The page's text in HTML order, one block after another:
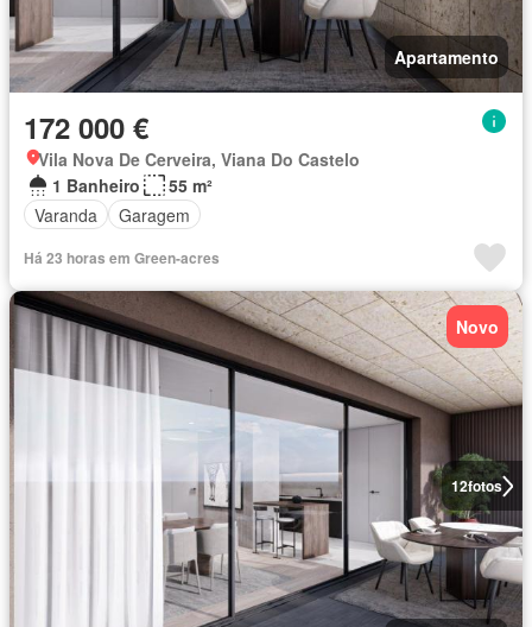
Apartamento
172 000 €
Vila Nova De Cerveira, Viana Do Castelo
1 Banheiro
55 m²
Varanda
Garagem
Há 23 horas em Green-acres
12fotos
Novo